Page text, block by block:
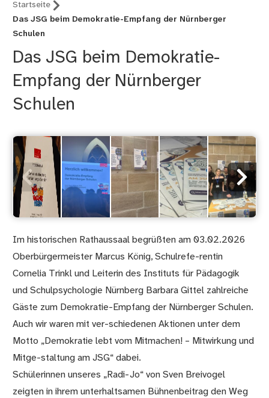
Startseite
Das JSG beim Demokratie-Empfang der Nürnberger
Schulen
Das JSG beim Demokratie-
Empfang der Nürnberger
Schulen
Im historischen Rathaussaal begrüßten am 03.02.2026
Oberbürgermeister Marcus König, Schulrefe-rentin
Cornelia Trinkl und Leiterin des Instituts für Pädagogik
und Schulpsychologie Nürnberg Barbara Gittel zahlreiche
Gäste zum Demokratie-Empfang der Nürnberger Schulen.
Auch wir waren mit ver-schiedenen Aktionen unter dem
Motto „Demokratie lebt vom Mitmachen! – Mitwirkung und
Mitge-staltung am JSG“ dabei.
Schülerinnen unseres „Radi-Jo“ von Sven Breivogel
zeigten in ihrem unterhaltsamen Bühnenbeitrag den Weg